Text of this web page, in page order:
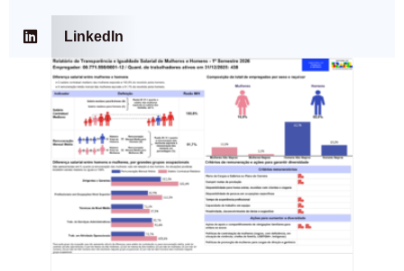
LinkedIn